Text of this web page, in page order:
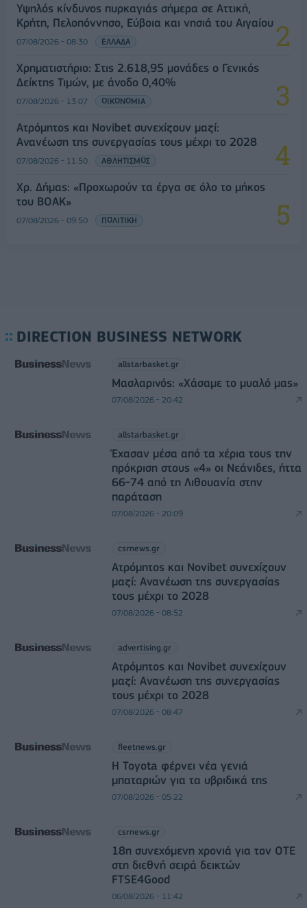
Υψηλός κίνδυνος πυρκαγιάς σήμερα σε Αττική,
Κρήτη, Πελοπόννησο, Εύβοια και νησιά του Αιγαίου
07/08/2026 - 08:30 ΕΛΛΑΔΑ
Χρηματιστήριο: Στις 2.618,95 μονάδες ο Γενικός
Δείκτης Τιμών, με άνοδο 0,40%
07/08/2026 - 13:07 ΟΙΚΟΝΟΜΙΑ
Ατρόμητος και Novibet συνεχίζουν μαζί:
Ανανέωση της συνεργασίας τους μέχρι το 2028
07/08/2026 - 11:50 ΑΘΛΗΤΙΣΜΟΣ
Χρ. Δήμας: «Προχωρούν τα έργα σε όλο το μήκος
του ΒΟΑΚ»
07/08/2026 - 09:50 ΠΟΛΙΤΙΚΗ
DIRECTION BUSINESS NETWORK
allstarbasket.gr
Μασλαρινός: «Χάσαμε το μυαλό μας»
07/08/2026 - 20:42
allstarbasket.gr
Έχασαν μέσα από τα χέρια τους την
πρόκριση στους «4» οι Νεάνιδες, ήττα
66-74 από τη Λιθουανία στην
παράταση
07/08/2026 - 20:09
csrnews.gr
Ατρόμητος και Novibet συνεχίζουν
μαζί: Ανανέωση της συνεργασίας
τους μέχρι το 2028
07/08/2026 - 08:52
advertising.gr
Ατρόμητος και Novibet συνεχίζουν
μαζί: Ανανέωση της συνεργασίας
τους μέχρι το 2028
07/08/2026 - 08:47
fleetnews.gr
Η Toyota φέρνει νέα γενιά
μπαταριών για τα υβριδικά της
07/08/2026 - 05:22
csrnews.gr
18η συνεχόμενη χρονιά για τον ΟΤΕ
στη διεθνή σειρά δεικτών
FTSE4Good
06/08/2026 - 11:42